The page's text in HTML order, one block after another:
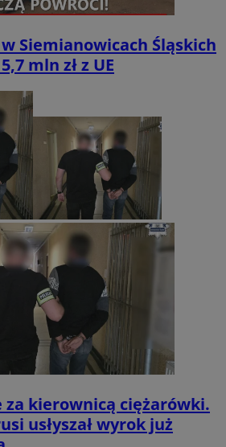
Siemianowicach Śląskich
mln zł z UE
za kierownicą ciężarówki.
usłyszał wyrok już